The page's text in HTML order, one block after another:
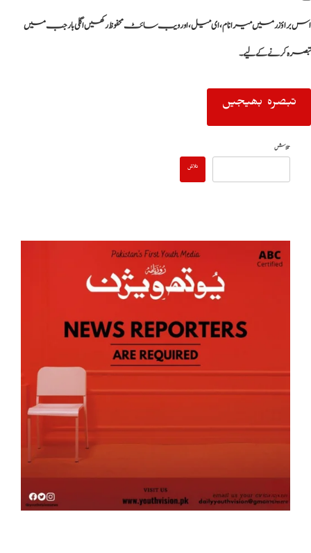
اس براؤزر میں میرا نام، ای میل، اور ویب سائٹ محفوظ رکھیں اگلی بار جب میں
تبصرہ کرنے کےلیے۔
تلاش
تلاش